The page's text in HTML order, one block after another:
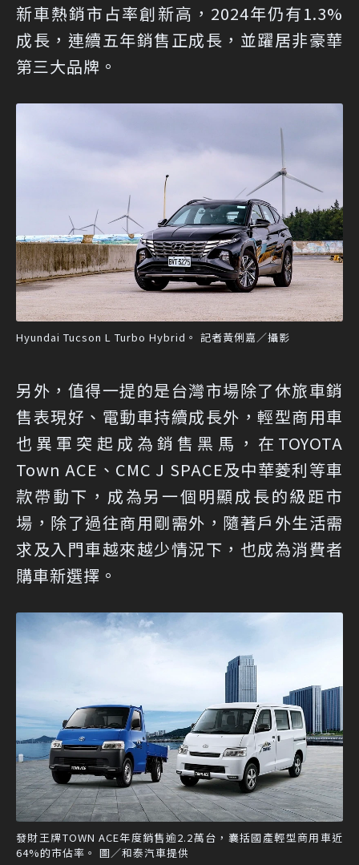
新車熱銷市占率創新高，2024年仍有1.3%
成長，連續五年銷售正成長，並躍居非豪華
第三大品牌。
Hyundai Tucson L Turbo Hybrid。 記者黃俐嘉／攝影
另外，值得一提的是台灣市場除了休旅車銷
售表現好、電動車持續成長外，輕型商用車
也異軍突起成為銷售黑馬，在TOYOTA
Town ACE、CMC J SPACE及中華菱利等車
款帶動下，成為另一個明顯成長的級距市
場，除了過往商用剛需外，隨著戶外生活需
求及入門車越來越少情況下，也成為消費者
購車新選擇。
發財王牌TOWN ACE年度銷售逾2.2萬台，囊括國產輕型商用車近
64%的市佔率。 圖／和泰汽車提供